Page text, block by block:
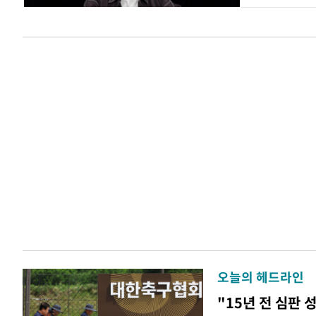
오늘의 헤드라인
"15년 전 심판